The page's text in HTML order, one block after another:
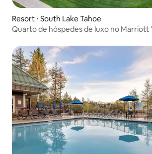
Resort ⋅ South Lake Tahoe
Quarto de hóspedes de luxo no Marriott